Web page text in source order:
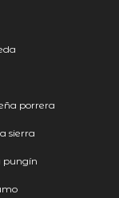
porrera
sierra
pungín